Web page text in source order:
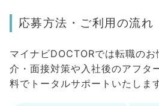
応募方法・ご利用の流れ
マイナビDOCTORでは転職の
介・面接対策や入社後のアフタ
料でトータルサポートいたします